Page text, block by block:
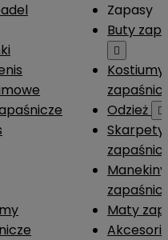
Zapasy
Buty

Kostiumy
Odzież

Skarpety
Manekiny
Maty